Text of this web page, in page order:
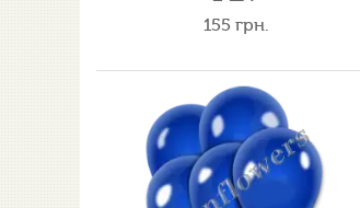
155 грн.